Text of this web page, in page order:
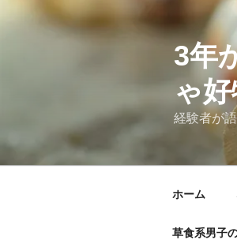
3年
ゃ
経験者が
ホーム
草食系男子